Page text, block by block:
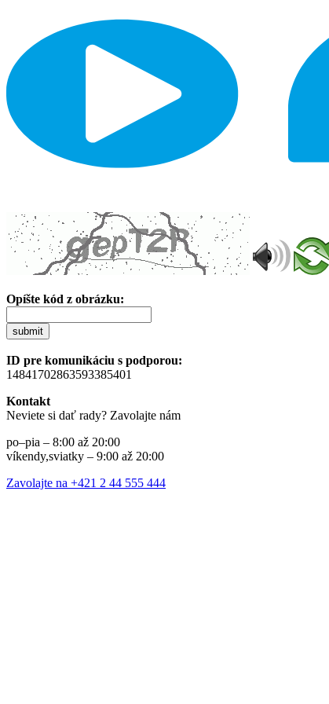
Opíšte kód z obrázku:
submit
ID pre komunikáciu s podporou:
14841702863593385401
Kontakt
Neviete si dať rady? Zavolajte nám
po–pia – 8:00 až 20:00
víkendy,sviatky – 9:00 až 20:00
Zavolajte na +421 2 44 555 444